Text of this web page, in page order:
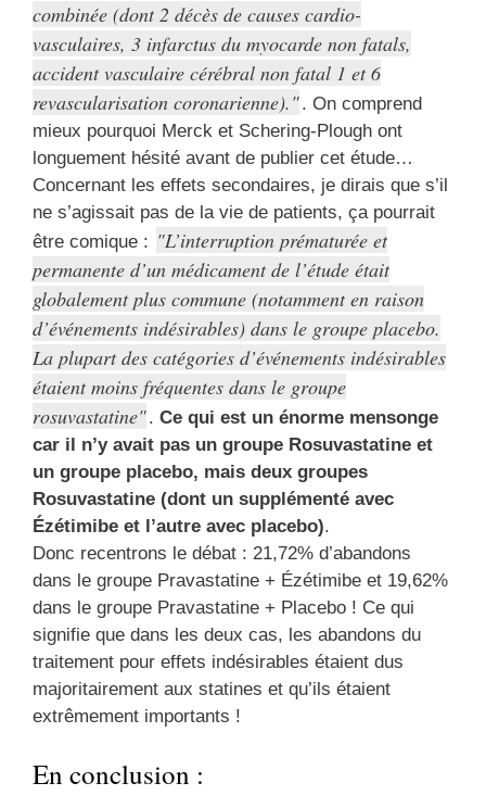
combinée (dont 2 décès de causes cardio-
vasculaires, 3 infarctus du myocarde non fatals,
accident vasculaire cérébral non fatal 1 et 6
revascularisation coronarienne).
. On comprend
mieux pourquoi Merck et Schering-Plough ont
longuement hésité avant de publier cet étude…
Concernant les effets secondaires, je dirais que s’il
ne s’agissait pas de la vie de patients, ça pourrait
être comique :
L’interruption prématurée et
permanente d’un médicament de l’étude était
globalement plus commune (notamment en raison
d’événements indésirables) dans le groupe placebo.
La plupart des catégories d’événements indésirables
étaient moins fréquentes dans le groupe
rosuvastatine . Ce qui est un énorme mensonge
car il n’y avait pas un groupe Rosuvastatine et
un groupe placebo, mais deux groupes
Rosuvastatine (dont un supplémenté avec
Ézétimibe et l’autre avec placebo).
Donc recentrons le débat : 21,72% d’abandons
dans le groupe Pravastatine + Ézétimibe et 19,62%
dans le groupe Pravastatine + Placebo ! Ce qui
signifie que dans les deux cas, les abandons du
traitement pour effets indésirables étaient dus
majoritairement aux statines et qu’ils étaient
extrêmement importants !
En conclusion :